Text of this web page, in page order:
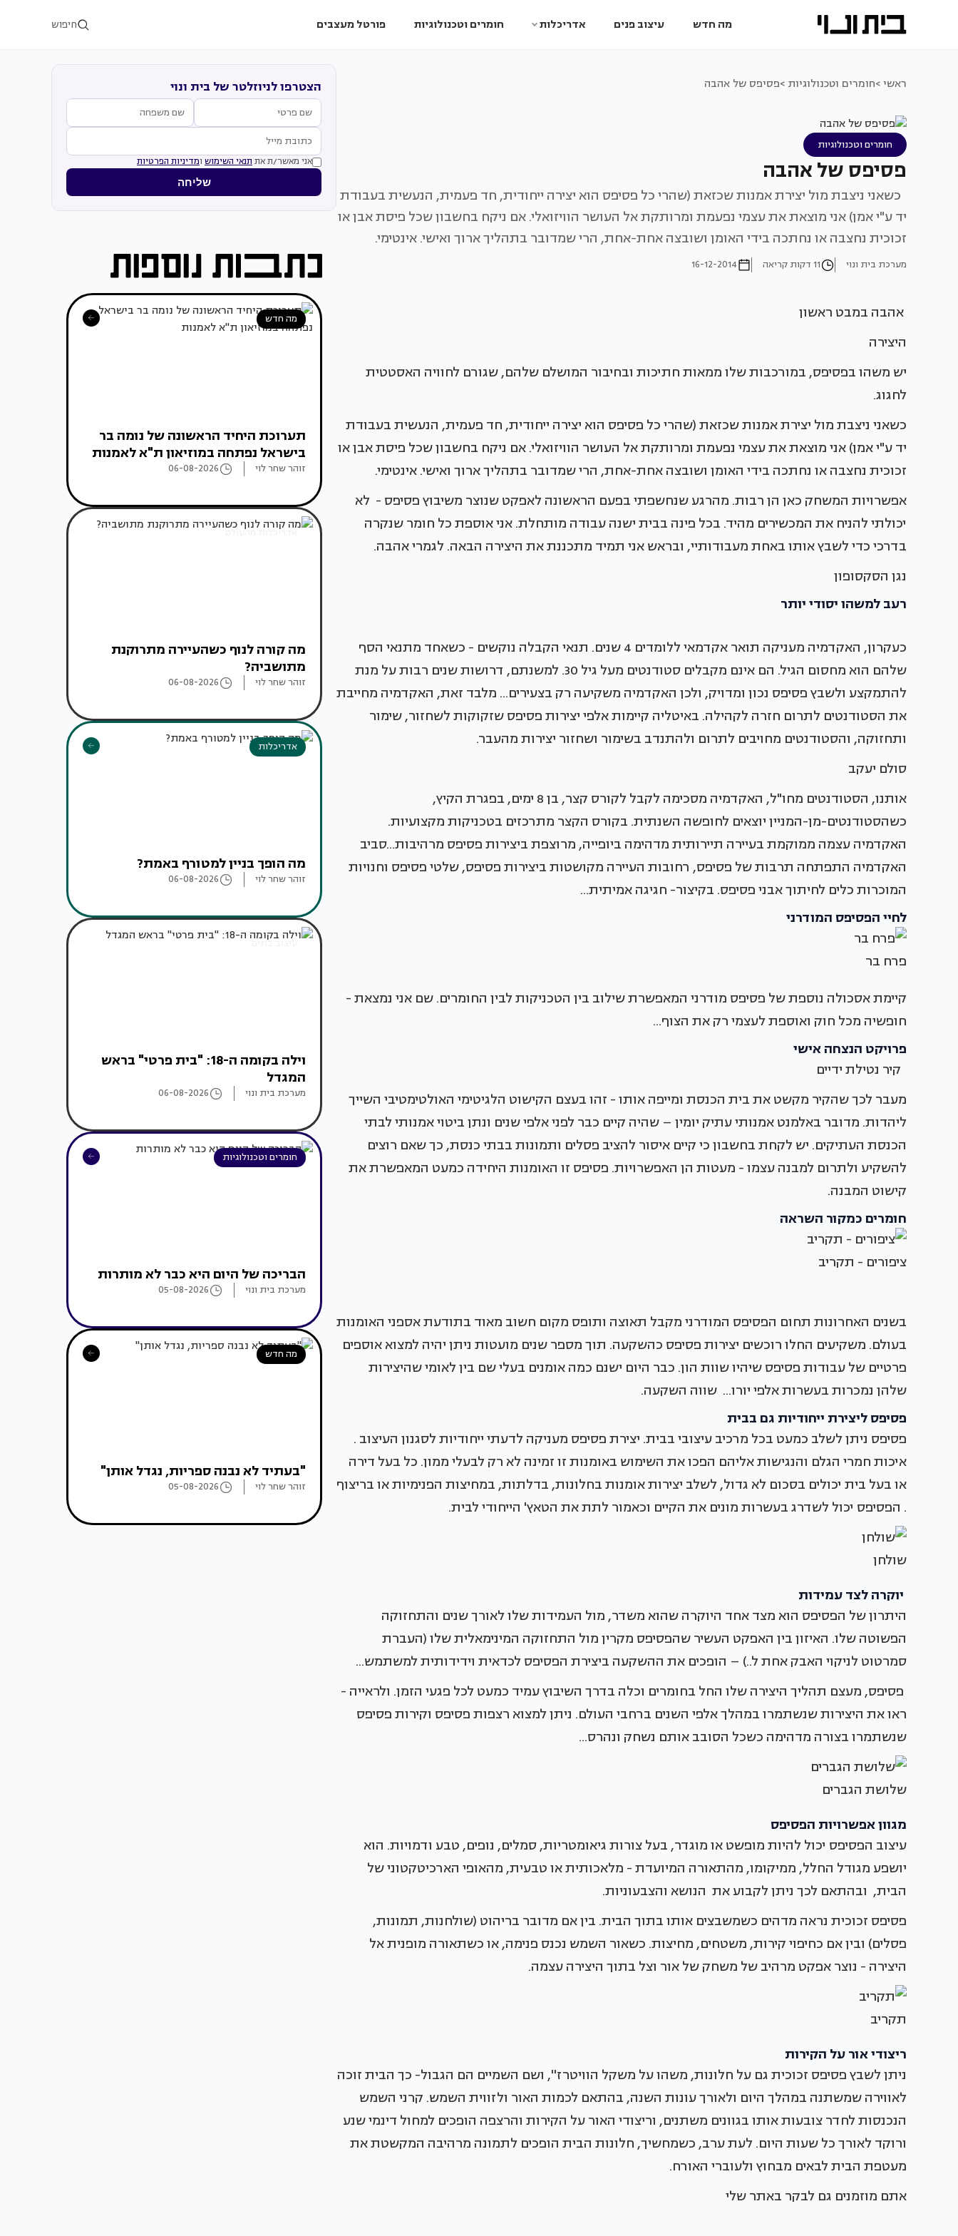
מה חדש עיצוב פנים אדריכלות חומרים וטכנולוגיות פורטל מעצבים חיפוש
ראשי >חומרים וטכנולוגיות >פסיפס של אהבה
חומרים וטכנולוגיות
פסיפס של אהבה
כשאני ניצבת מול יצירת אמנות שכזאת (שהרי כל פסיפס הוא יצירה ייחודית, חד פעמית, הנעשית בעבודת
יד ע"י אמן) אני מוצאת את עצמי נפעמת ומרותקת אל העושר הוויזואלי. אם ניקח בחשבון שכל פיסת אבן או
זכוכית נחצבה או נחתכה בידי האומן ושובצה אחת-אחת, הרי שמדובר בתהליך ארוך ואישי. אינטימי.
מערכת בית ונוי 11 דקות קריאה 16-12-2014
אהבה במבט ראשון
היצירה
יש משהו בפסיפס, במורכבות שלו ממאות חתיכות ובחיבור המושלם שלהם, שגורם לחוויה האסטטית
לחגוג.
כשאני ניצבת מול יצירת אמנות שכזאת (שהרי כל פסיפס הוא יצירה ייחודית, חד פעמית, הנעשית בעבודת
יד ע"י אמן) אני מוצאת את עצמי נפעמת ומרותקת אל העושר הוויזואלי. אם ניקח בחשבון שכל פיסת אבן או
זכוכית נחצבה או נחתכה בידי האומן ושובצה אחת-אחת, הרי שמדובר בתהליך ארוך ואישי. אינטימי.
אפשרויות המשחק כאן הן רבות. מהרגע שנחשפתי בפעם הראשונה לאפקט שנוצר משיבוץ פסיפס - לא
יכולתי להניח את המכשירים מהיד. בכל פינה בבית ישנה עבודה מותחלת. אני אוספת כל חומר שנקרה
בדרכי כדי לשבץ אותו באחת מעבודותיי, ובראש אני תמיד מתכננת את היצירה הבאה. לגמרי אהבה.
נגן הסקסופון
רעב למשהו יסודי יותר
כעקרון, האקדמיה מעניקה תואר אקדמאי ללומדים 4 שנים. תנאי הקבלה נוקשים - כשאחד מתנאי הסף
שלהם הוא מחסום הגיל. הם אינם מקבלים סטודנטים מעל גיל 30. למשנתם, דרושות שנים רבות על מנת
להתמקצע ולשבץ פסיפס נכון ומדויק, ולכן האקדמיה משקיעה רק בצעירים... מלבד זאת, האקדמיה מחייבת
את הסטודנטים לתרום חזרה לקהילה. באיטליה קיימות אלפי יצירות פסיפס שזקוקות לשחזור, שימור
ותחזוקה, והסטודנטים מחויבים לתרום ולהתנדב בשימור ושחזור יצירות מהעבר.
סולם יעקב
אותנו, הסטודנטים מחו"ל, האקדמיה מסכימה לקבל לקורס קצר, בן 8 ימים, בפגרת הקיץ,
כשהסטודנטים-מן-המניין יוצאים לחופשה השנתית. בקורס הקצר מתרכזים בטכניקות מקצועיות.
האקדמיה עצמה ממוקמת בעיירה תיירותית מדהימה ביופייה, מרוצפת ביצירות פסיפס מרהיבות...סביב
האקדמיה התפתחה תרבות של פסיפס, רחובות העיירה מקושטות ביצירות פסיפס, שלטי פסיפס וחנויות
המוכרות כלים לחיתוך אבני פסיפס. בקיצור- חגיגה אמיתית...
לחיי הפסיפס המודרני
פרח בר
קיימת אסכולה נוספת של פסיפס מודרני המאפשרת שילוב בין הטכניקות לבין החומרים. שם אני נמצאת -
חופשיה מכל חוק ואוספת לעצמי רק את הצוף...
פרויקט הנצחה אישי
קיר נטילת ידיים
מעבר לכך שהקיר מקשט את בית הכנסת ומייפה אותו - זהו בעצם הקישוט הלגיטימי האולטימטיבי השייך
ליהדות. מדובר באלמנט אמנותי עתיק יומין – שהיה קיים כבר לפני אלפי שנים ונתן ביטוי אמנותי לבתי
הכנסת העתיקים. יש לקחת בחשבון כי קיים איסור להציב פסלים ותמונות בבתי כנסת, כך שאם רוצים
להשקיע ולתרום למבנה עצמו - מעטות הן האפשרויות. פסיפס זו האומנות היחידה כמעט המאפשרת את
קישוט המבנה.
חומרים כמקור השראה
ציפורים - תקריב
בשנים האחרונות תחום הפסיפס המודרני מקבל תאוצה ותופס מקום חשוב מאוד בתודעת אספני האומנות
בעולם. משקיעים החלו רוכשים יצירות פסיפס כהשקעה. תוך מספר שנים מועטות ניתן יהיה למצוא אוספים
פרטיים של עבודות פסיפס שיהיו שוות הון. כבר היום ישנם כמה אומנים בעלי שם בין לאומי שהיצירות
שלהן נמכרות בעשרות אלפי יורו... שווה השקעה.
פסיפס ליצירת ייחודיות גם בבית
פסיפס ניתן לשלב כמעט בכל מרכיב עיצובי בבית. יצירת פסיפס מעניקה לדעתי ייחודיות לסגנון העיצוב .
איכות חמרי הגלם והנגישות אליהם הפכו את השימוש באומנות זו זמינה לא רק לבעלי ממון. כל בעל דירה
או בעל בית יכולים בסכום לא גדול, לשלב יצירות אומנות בחלונות, בדלתות, במחיצות הפנימיות או בריצוף
. הפסיפס יכול לשדרג בעשרות מונים את הקיים וכאמור לתת את הטאץ' הייחודי לבית.
שולחן
יוקרה לצד עמידות
היתרון של הפסיפס הוא מצד אחד היוקרה שהוא משדר, מול העמידות שלו לאורך שנים והתחזוקה
הפשוטה שלו. האיזון בין האפקט העשיר שהפסיפס מקרין מול התחזוקה המינימאלית שלו (העברת
סמרטוט לניקוי האבק אחת ל..) – הופכים את ההשקעה ביצירת הפסיפס לכדאית וידידותית למשתמש...
פסיפס, מעצם תהליך היצירה שלו החל בחומרים וכלה בדרך השיבוץ עמיד כמעט לכל פגעי הזמן. ולראייה -
ראו את היצירות שנשתמרו במהלך אלפי השנים ברחבי העולם. ניתן למצוא רצפות פסיפס וקירות פסיפס
שנשתמרו בצורה מדהימה כשכל הסובב אותם נשחק ונהרס...
שלושת הגברים
מגוון אפשרויות הפסיפס
עיצוב הפסיפס יכול להיות מופשט או מוגדר, בעל צורות גיאומטריות, סמלים, נופים, טבע ודמויות. הוא
יושפע מגודל החלל, ממיקומו, מהתאורה המיועדת - מלאכותית או טבעית, מהאופי הארכיטקטוני של
הבית, ובהתאם לכך ניתן לקבוע את הנושא והצבעוניות.
פסיפס זכוכית נראה מדהים כשמשבצים אותו בתוך הבית. בין אם מדובר בריהוט (שולחנות, תמונות,
פסלים) ובין אם כחיפוי קירות, משטחים, מחיצות. כשאור השמש נכנס פנימה, או כשתאורה מופנית אל
היצירה - נוצר אפקט מרהיב של משחק של אור וצל בתוך היצירה עצמה.
תקריב
ריצודי אור על הקירות
ניתן לשבץ פסיפס זכוכית גם על חלונות, משהו על משקל הוויטרז'', ושם השמיים הם הגבול- כך הבית זוכה
לאווירה שמשתנה במהלך היום ולאורך עונות השנה, בהתאם לכמות האור ולזווית השמש. קרני השמש
הנכנסות לחדר צובעות אותו בגוונים משתנים, וריצודי האור על הקירות והרצפה הופכים למחול דינמי שנע
ורוקד לאורך כל שעות היום. לעת ערב, כשמחשיך, חלונות הבית הופכים לתמונה מרהיבה המקשטת את
מעטפת הבית לבאים מבחוץ ולעוברי האורח.
אתם מוזמנים גם לבקר באתר שלי
הצטרפו לניוזלטר של בית ונוי
אני מאשר/ת את תנאי השימוש ומדיניות הפרטיות
שליחה
מה חדש
תערוכת היחיד הראשונה של נומה בר
בישראל נפתחה במוזיאון ת"א לאמנות
זוהר שחר לוי 06-08-2026
אדריכלות מהעולם
מה קורה לנוף כשהעיירה מתרוקנת
מתושביה?
זוהר שחר לוי 06-08-2026
אדריכלות
מה הופך בניין למטורף באמת?
זוהר שחר לוי 06-08-2026
עיצוב בתים
וילה בקומה ה-18: "בית פרטי" בראש
המגדל
מערכת בית ונוי 06-08-2026
חומרים וטכנולוגיות
הבריכה של היום היא כבר לא מותרות
מערכת בית ונוי 05-08-2026
מה חדש
"בעתיד לא נבנה ספריות, נגדל אותן"
זוהר שחר לוי 05-08-2026